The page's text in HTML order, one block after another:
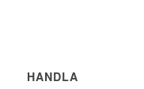
HANDLA